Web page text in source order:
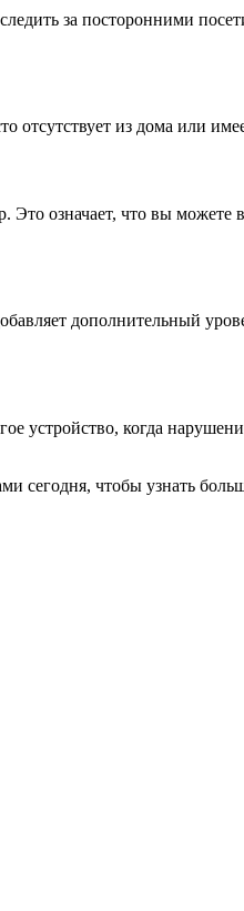
за посторонними
отсутствует из дома или
означает, что вы можете
дополнительный
когда
сегодня, чтобы узнать